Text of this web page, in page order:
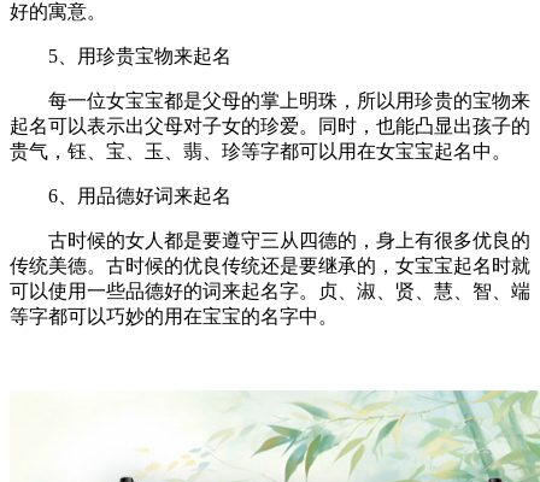
好的寓意。
5、用珍贵宝物来起名
每一位女宝宝都是父母的掌上明珠，所以用珍贵的宝物来
起名可以表示出父母对子女的珍爱。同时，也能凸显出孩子的
贵气，钰、宝、玉、翡、珍等字都可以用在女宝宝起名中。
6、用品德好词来起名
古时候的女人都是要遵守三从四德的，身上有很多优良的
传统美德。古时候的优良传统还是要继承的，女宝宝起名时就
可以使用一些品德好的词来起名字。贞、淑、贤、慧、智、端
等字都可以巧妙的用在宝宝的名字中。